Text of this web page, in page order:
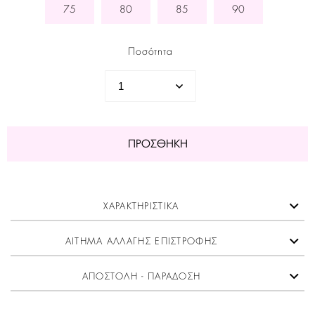
75 80 85 90
Ποσότητα
ΠΡΟΣΘΉΚΗ
ΧΑΡΑΚΤΗΡΙΣΤΙΚΑ
ΑΙΤΗΜΑ ΑΛΛΑΓΗΣ ΕΠΙΣΤΡΟΦΗΣ
ΑΠΟΣΤΟΛΗ - ΠΑΡΑΔΟΣΗ